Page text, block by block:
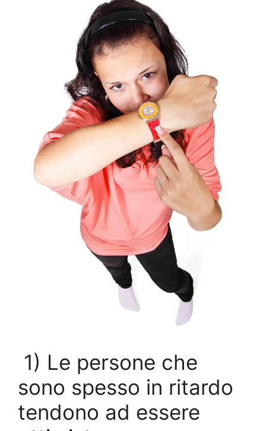
1) Le persone che
sono spesso in ritardo
tendono ad essere